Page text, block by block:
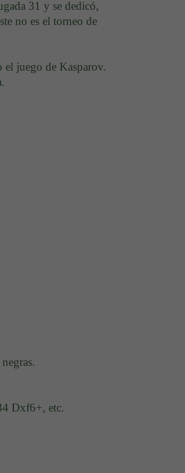
31 y se dedicó,
no es el torneo de
el juego de Kasparov.
Dxf6+, etc.